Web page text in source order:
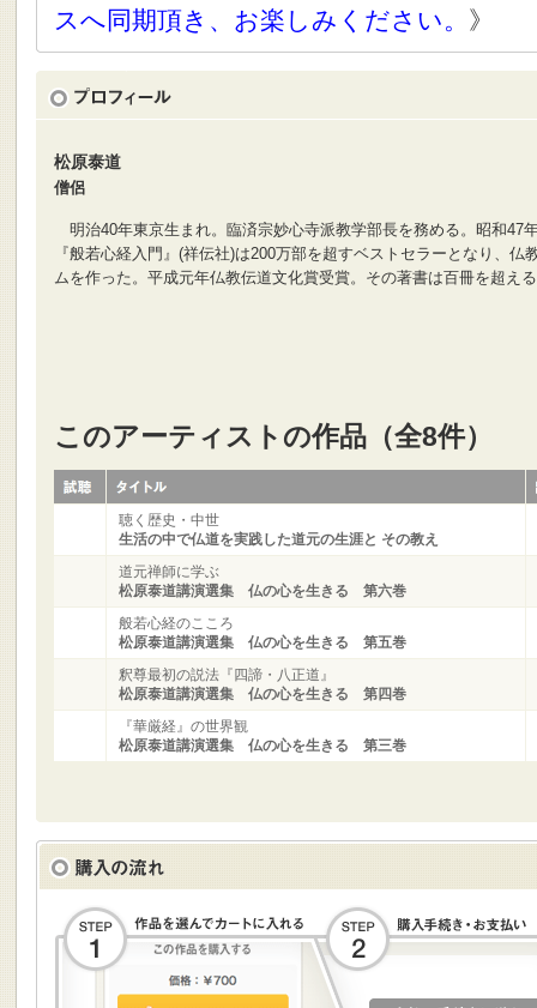
スへ同期頂き、お楽しみください。 》
松原泰道
僧侶
明治40年東京生まれ。臨済宗妙心寺派教学部長を務める。昭和47
『般若心経入門』(祥伝社)は200万部を超すベストセラーとなり、仏
ムを作った。平成元年仏教伝道文化賞受賞。その著書は百冊を超え
このアーティストの作品（全8件）
聴く歴史・中世
生活の中で仏道を実践した道元の生涯と その教え
道元禅師に学ぶ
松原泰道講演選集 仏の心を生きる 第六巻
般若心経のこころ
松原泰道講演選集 仏の心を生きる 第五巻
釈尊最初の説法『四諦・八正道』
松原泰道講演選集 仏の心を生きる 第四巻
『華厳経』の世界観
松原泰道講演選集 仏の心を生きる 第三巻